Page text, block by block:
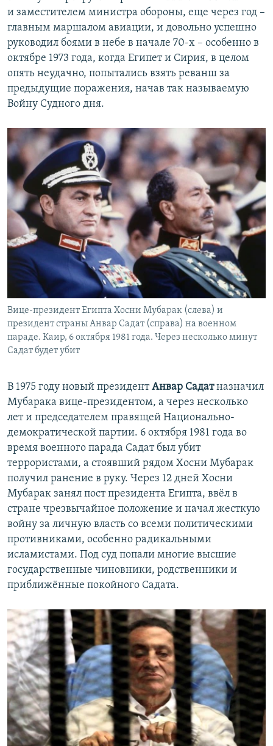
и заместителем министра обороны, еще через год –
главным маршалом авиации, и довольно успешно
руководил боями в небе в начале 70-х – особенно в
октябре 1973 года, когда Египет и Сирия, в целом
опять неудачно, попытались взять реванш за
предыдущие поражения, начав так называемую
Войну Судного дня.
Вице-президент Египта Хосни Мубарак (слева) и
президент страны Анвар Садат (справа) на военном
параде. Каир, 6 октября 1981 года. Через несколько минут
Садат будет убит
В 1975 году новый президентАнвар Садатназначил
Мубарака вице-президентом, а через несколько
лет и председателем правящей Национально-
демократической партии. 6 октября 1981 года во
время военного парада Садат был убит
террористами, а стоявший рядом Хосни Мубарак
получил ранение в руку. Через 12 дней Хосни
Мубарак занял пост президента Египта, ввёл в
стране чрезвычайное положение и начал жесткую
войну за личную власть со всеми политическими
противниками, особенно радикальными
исламистами. Под суд попали многие высшие
государственные чиновники, родственники и
приближённые покойного Садата.